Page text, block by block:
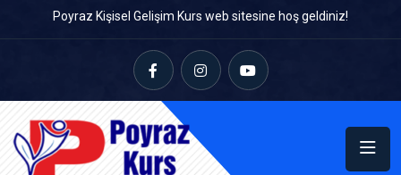
Poyraz Kişisel Gelişim Kurs web sitesine hoş geldiniz!